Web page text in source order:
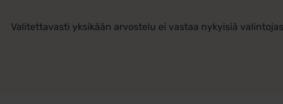
Valitettavasti yksikään arvostelu ei vastaa nykyisiä